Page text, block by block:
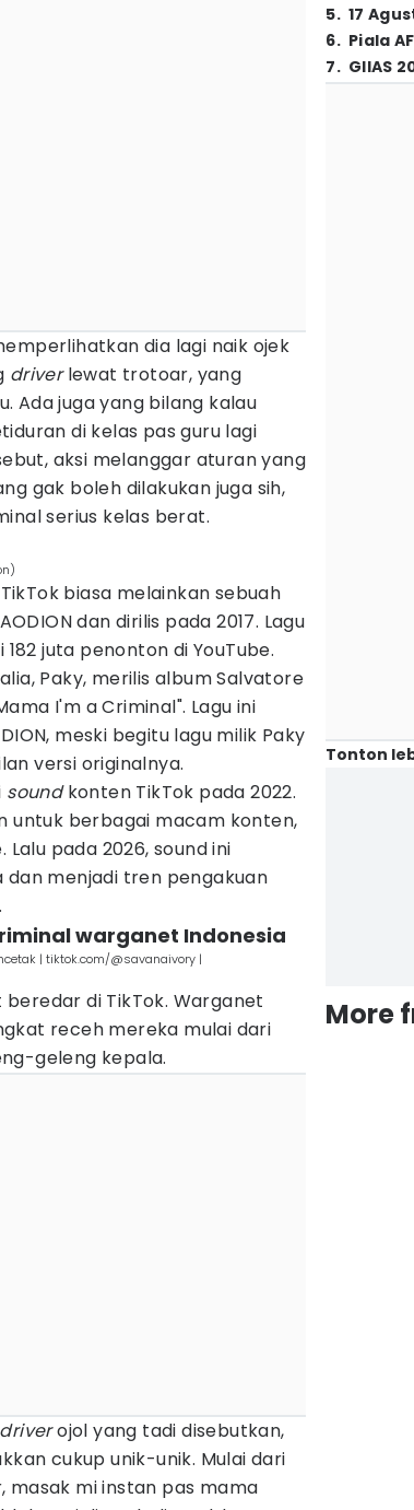
dia lagi naik ojek
driverlewat trotoar, yang
Ada juga yang bilang kalau
di kelas pas guru lagi
aksi melanggar aturan yang
gak boleh dilakukan juga sih,
serius kelas berat.
biasa melainkan sebuah
dan dirilis pada 2017. Lagu
juta penonton di YouTube.
Paky, merilis album Salvatore
I'm a Criminal". Lagu ini
meski begitu lagu milik Paky
versi originalnya.
soundkonten TikTok pada 2022.
untuk berbagai macam konten,
pada 2026, sound ini
dan menjadi tren pengakuan
warganet Indonesia
| tiktok.com/@savanaivory |
di TikTok. Warganet
receh mereka mulai dari
geleng kepala.
driverojol yang tadi disebutkan,
cukup unik-unik. Mulai dari
masak mi instan pas mama
5. 17
6. Piala
7. GIIAS
Tonton
More